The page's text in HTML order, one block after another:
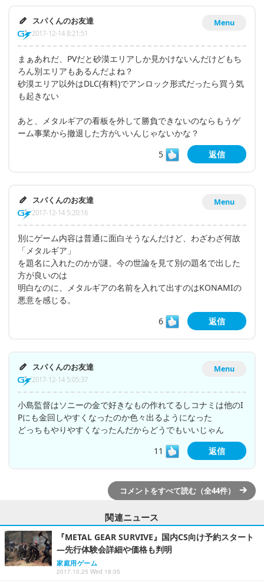
Menu
スパくんのお友達
2017-12-14 8:21:51
まぁあれだ、PVだと砂漠エリアしか見かけないんだけどもち
ろん別エリアもあるんだよね？
砂漠エリア以外はDLC(有料)でアンロック形式だったら買う気
も起きない
あと、メタルギアの看板を外して勝負できないのならもうゲ
ーム事業から撤退した方がいいんじゃないかな？
5
返信
Menu
スパくんのお友達
2017-12-14 5:20:16
別にゲーム内容は普通に面白そうなんだけど、わざわざ何故
「メタルギア」
を題名に入れたのかが謎。今の世論を見て別の題名で出した
方が良いのは
明白なのに、メタルギアの名前を入れて出すのはKONAMIの
悪意を感じる。
6
返信
Menu
スパくんのお友達
2017-12-14 5:05:37
小島監督はソニーの金で好きなもの作れてるしコナミは他のI
Pにも金回しやすくなったのか色々出るようになった
どっちもやりやすくなったんだからどうでもいいじゃん
11
返信
コメントをすべて読む（全44件）
関連ニュース
『METAL GEAR SURVIVE』国内CS向け予約スタート
―先行体験会詳細や価格も判明
家庭用ゲーム
2017.10.25 Wed 18:05